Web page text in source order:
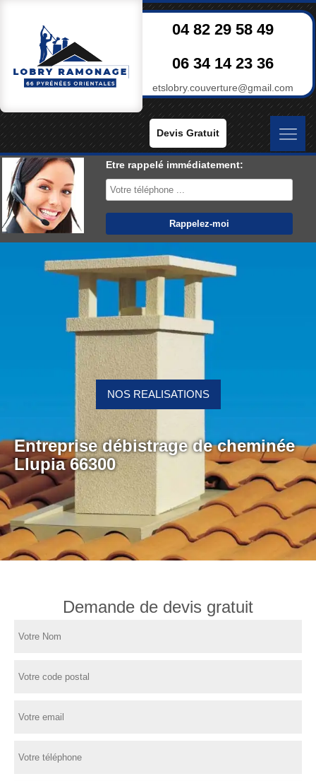
04 82 29 58 49
06 34 14 23 36
etslobry.couverture@gmail.com
Devis Gratuit
Etre rappelé immédiatement:
Entreprise débistrage de cheminée
Llupia 66300
NOS REALISATIONS
Demande de devis gratuit